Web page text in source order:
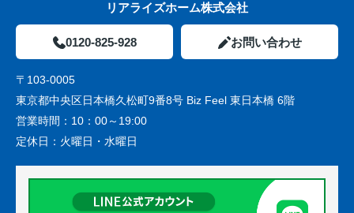
リアライズホーム株式会社
0120-825-928 お問い合わせ
〒103-0005
東京都中央区日本橋久松町9番8号 Biz Feel 東日本橋 6階
営業時間： 10：00～19:00
定休日： 火曜日・水曜日